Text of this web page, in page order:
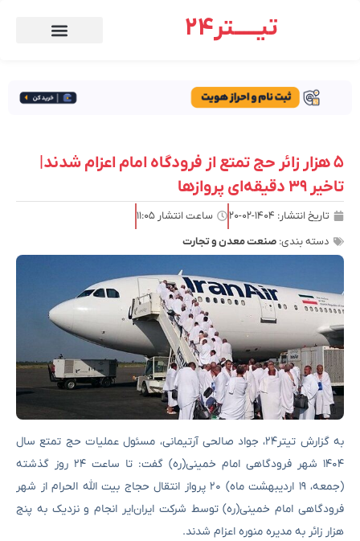
تیـــــتر24
۵ هزار زائر حج تمتع از فرودگاه امام اعزام شدند|
تاخیر ۳۹ دقیقه‌ای پروازها
تاریخ انتشار: ۱۴۰۴-۰۲-۲۰ ساعت انتشار ۱۱:۰۵
دسته بندی: صنعت معدن و تجارت
به گزارش تیتر۲۴، جواد صالحی آرتیمانی، مسئول عملیات حج تمتع سال
۱۴۰۴ شهر فرودگاهی امام خمینی(ره) گفت: تا ساعت ۲۴ روز گذشته
(جمعه، ۱۹ اردیبهشت ماه) ۲۰ پرواز انتقال حجاج بیت الله الحرام از شهر
فرودگاهی امام خمینی(ره) توسط شرکت ایران‌ایر انجام و نزدیک به پنج
هزار زائر به مدیره منوره اعزام شدند.